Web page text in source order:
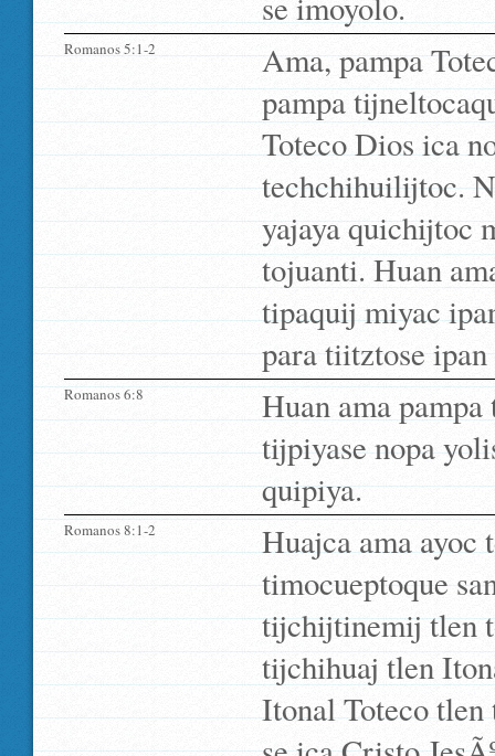
Romanos 5:1-2
Ama, pampa
pampa
Toteco Dios ica
techchihuilijtoc.
yajaya quichijtoc
tojuanti. Huan
tipaquij miyac
para tiitztose
Romanos 6:8
Huan ama
tijpiyase nopa
quipiya.
Romanos 8:1-2
Huajca ama
timocueptoque
tijchijtinemij tlen
tijchihuaj tlen
Itonal Toteco